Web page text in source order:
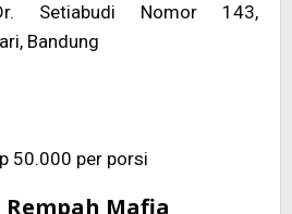
Setiabudi Nomor 143,
Bandung
50.000 per porsi
Rempah Mafia